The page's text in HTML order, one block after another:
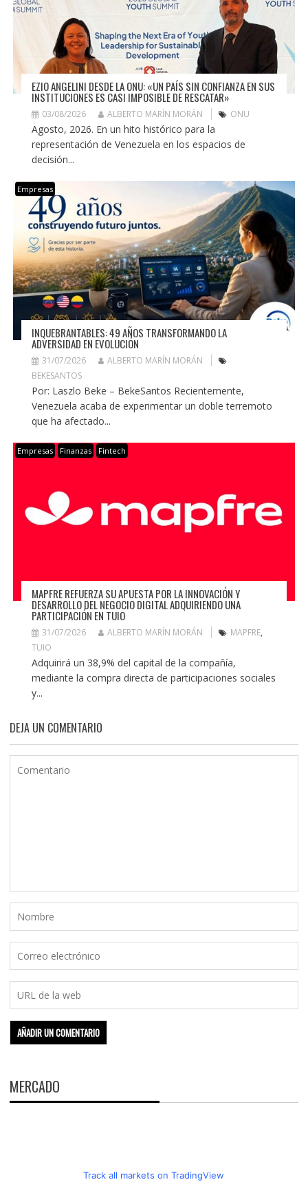
EZIO ANGELINI DESDE LA ONU: «UN PAÍS SIN CONFIANZA EN SUS
INSTITUCIONES ES CASI IMPOSIBLE DE RESCATAR»
03/08/2026 ALBERTO MARÍN MORÁN ONU
Agosto, 2026. En un hito histórico para la
representación de Venezuela en los espacios de
decisión...
Empresas
INQUEBRANTABLES: 49 AÑOS TRANSFORMANDO LA
ADVERSIDAD EN EVOLUCIÓN
31/07/2026
ALBERTO MARÍN MORÁN
BEKESANTOS
Por: Laszlo Beke – BekeSantos Recientemente,
Venezuela acaba de experimentar un doble terremoto
que ha afectado...
Empresas Finanzas Fintech
MAPFRE REFUERZA SU APUESTA POR LA INNOVACIÓN Y
DESARROLLO DEL NEGOCIO DIGITAL ADQUIRIENDO UNA
PARTICIPACIÓN EN TUIO
31/07/2026 ALBERTO MARÍN MORÁN MAPFRE,
TUIO
Adquirirá un 38,9% del capital de la compañía,
mediante la compra directa de participaciones sociales
y...
DEJA UN COMENTARIO
MERCADO
Track all markets on TradingView